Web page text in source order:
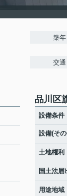
築年
交通
品川区
設備条件
設備(そ
土地権利
国土法届
用途地域